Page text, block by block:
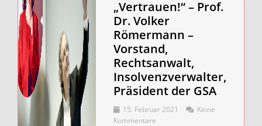
„Vertrauen!“ – Prof.
Dr. Volker
Römermann –
Vorstand,
Rechtsanwalt,
Insolvenzverwalter,
Präsident der GSA
15. Februar 2021
Keine
Kommentare